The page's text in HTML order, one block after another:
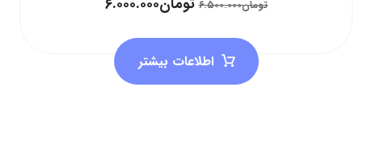
تومان۶.۵۰۰.۰۰۰
اطلاعات بیشتر